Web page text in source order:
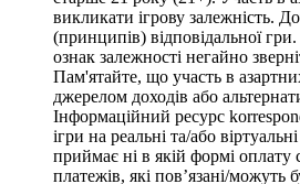
викликати ігрову залежність.
(принципів) відповідальної
ознак залежності негайно
Пам'ятайте, що участь в
джерелом доходів або
Інформаційний ресурс
ігри на реальні та/або
приймає ні в якій формі оплату
платежів, які пов’язані/можуть